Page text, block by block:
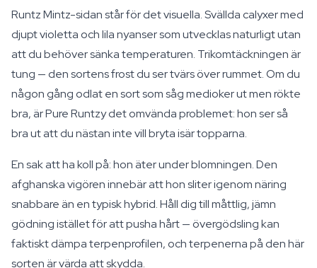
Runtz Mintz-sidan står för det visuella. Svällda calyxer med
djupt violetta och lila nyanser som utvecklas naturligt utan
att du behöver sänka temperaturen. Trikomtäckningen är
tung — den sortens frost du ser tvärs över rummet. Om du
någon gång odlat en sort som såg medioker ut men rökte
bra, är Pure Runtzy det omvända problemet: hon ser så
bra ut att du nästan inte vill bryta isär topparna.
En sak att ha koll på: hon äter under blomningen. Den
afghanska vigören innebär att hon sliter igenom näring
snabbare än en typisk hybrid. Håll dig till måttlig, jämn
gödning istället för att pusha hårt — övergödsling kan
faktiskt dämpa terpenprofilen, och terpenerna på den här
sorten är värda att skydda.